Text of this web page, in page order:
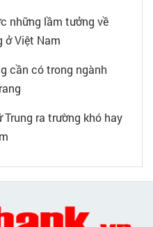
những lầm tưởng về
ở Việt Nam
cần có trong ngành
Trung ra trường khó hay